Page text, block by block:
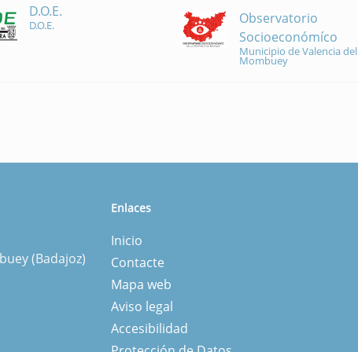
D.O.E.
D.O.E.
Observatorio
Socioeconómíco
Municipio de Valencia del
Mombuey
(Badajoz)
Enlaces
Inicio
Contacte
Mapa web
Aviso legal
Accesibilidad